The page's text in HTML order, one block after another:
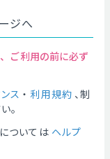
ジへ
ご利用の前に必ず
ス ・ 利用規約 、制
。
ついては ヘルプ